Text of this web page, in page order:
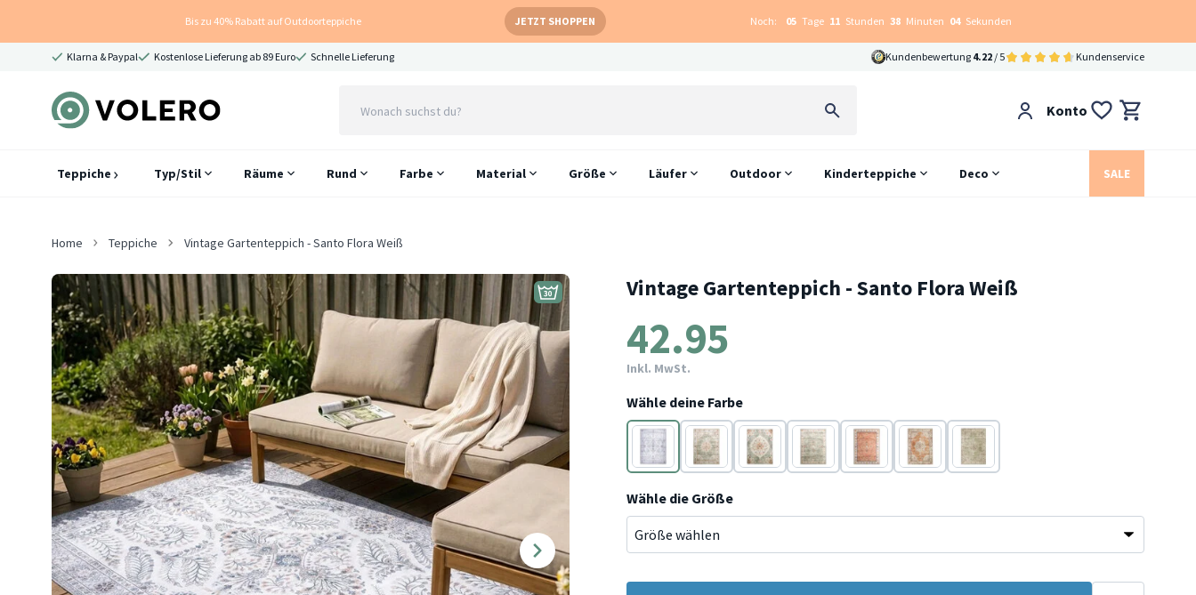
Bis zu 40% Rabatt auf Outdoorteppiche JETZT SHOPPEN Noch: 05 Tage 11 Stunden 38 Minuten 03 Sekunden
Klarna & Paypal Kostenlose Lieferung ab 89 Euro Schnelle Lieferung Kundenbewertung 4.22 / 5 Kundenservice
Konto
Teppiche Typ/Stil Räume Rund Farbe Material Größe Läufer Outdoor Kinderteppiche Deco SALE
Home Teppiche Vintage Gartenteppich - Santo Flora Weiß
Vintage Gartenteppich - Santo Flora Weiß
42.95
Inkl. MwSt.
Wähle deine Farbe
Weiß TerracottaTerracottaTerracottaTerracottaTerracottaGrün
Wähle die Größe